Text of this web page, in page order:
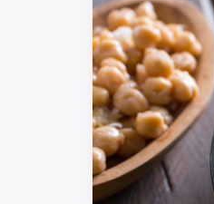
Accompagnement
Pizzas et focaccia
Gateaux et patisserie
Dernieres recettes